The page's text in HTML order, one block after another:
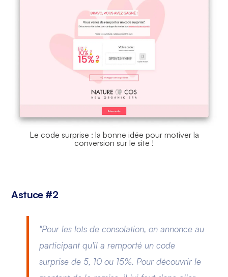
Le code surprise : la bonne idée pour motiver la
conversion sur le site !
Astuce #2
"Pour les lots de consolation, on annonce au
participant qu'il a remporté un code
surprise de 5, 10 ou 15%. Pour découvrir le